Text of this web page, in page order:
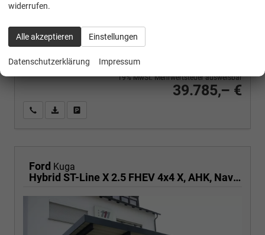
Verbrauch kombiniert:5,80 l/100km
CO2-Klasse:D
CO2-Emissionen:132,00 g/km
39.785,– €
19% MwSt. Mehrwertsteuer ausweisbar
Wir rufen Sie anPDF-Fahrzeugexposé drucken
Ford Kuga
Hybrid ST-Line X 2.5 FHEV 4x4 X, AHK, Navi, AreaView, Sound, Side, el. Klappe, Winter, 5 J.-Garantie
widerrufen.
Alle akzeptieren Einstellungen
Datenschutzerklärung Impressum